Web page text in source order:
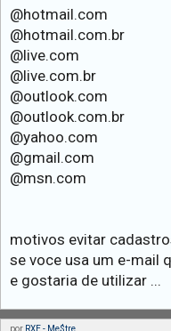
@hotmail.com
@hotmail.com.br
@live.com
@live.com.br
@outlook.com
@outlook.com.br
@yahoo.com
@gmail.com
@msn.com
motivos evitar
se voce usa um e-mail
e gostaria de utilizar ...
por RXE - Me$tre